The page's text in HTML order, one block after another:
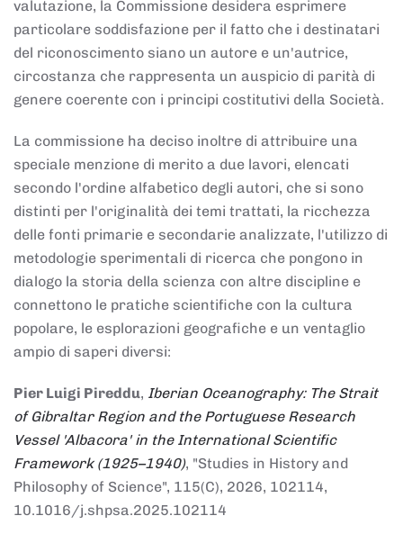
valutazione, la Commissione desidera esprimere
particolare soddisfazione per il fatto che i destinatari
del riconoscimento siano un autore e un'autrice,
circostanza che rappresenta un auspicio di parità di
genere coerente con i principi costitutivi della Società.
La commissione ha deciso inoltre di attribuire una
speciale menzione di merito a due lavori, elencati
secondo l'ordine alfabetico degli autori, che si sono
distinti per l'originalità dei temi trattati, la ricchezza
delle fonti primarie e secondarie analizzate, l'utilizzo di
metodologie sperimentali di ricerca che pongono in
dialogo la storia della scienza con altre discipline e
connettono le pratiche scientifiche con la cultura
popolare, le esplorazioni geografiche e un ventaglio
ampio di saperi diversi:
Pier Luigi Pireddu, Iberian Oceanography: The Strait
of Gibraltar Region and the Portuguese Research
Vessel 'Albacora' in the International Scientific
Framework (1925–1940), "Studies in History and
Philosophy of Science", 115(C), 2026, 102114,
10.1016/j.shpsa.2025.102114